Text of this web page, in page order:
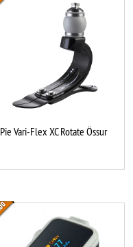
Pie Vari-Flex XC Rotate Össur